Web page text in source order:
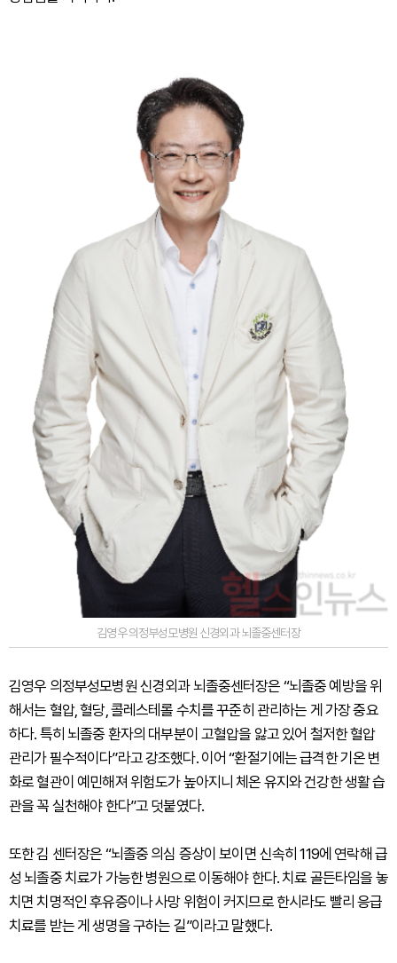
김영우 의정부성모병원 신경외과 뇌졸중센터장
김영우 의정부성모병원 신경외과 뇌졸중센터장은 “뇌졸중 예방을 위
해서는 혈압, 혈당, 콜레스테롤 수치를 꾸준히 관리하는 게 가장 중요
하다. 특히 뇌졸중 환자의 대부분이 고혈압을 앓고 있어 철저한 혈압
관리가 필수적이다”라고 강조했다. 이어 “환절기에는 급격한 기온 변
화로 혈관이 예민해져 위험도가 높아지니 체온 유지와 건강한 생활 습
관을 꼭 실천해야 한다”고 덧붙였다.
또한 김 센터장은 “뇌졸중 의심 증상이 보이면 신속히 119에 연락해 급
성 뇌졸중 치료가 가능한 병원으로 이동해야 한다. 치료 골든타임을 놓
치면 치명적인 후유증이나 사망 위험이 커지므로 한시라도 빨리 응급
치료를 받는 게 생명을 구하는 길”이라고 말했다.